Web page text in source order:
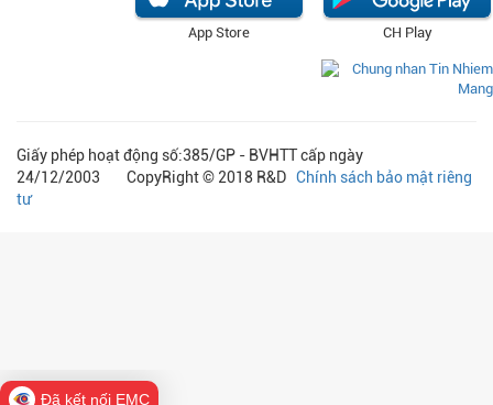
CH Play
App Store
Giấy phép hoạt động số:385/GP - BVHTT cấp ngày
24/12/2003 CopyRight © 2018 R&D Chính sách bảo mật riêng
tư
Đã kết nối EMC